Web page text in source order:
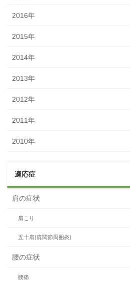
2016年
2015年
2014年
2013年
2012年
2011年
2010年
適応症
肩の症状
肩こり
五十肩(肩関節周囲炎)
腰の症状
腰痛